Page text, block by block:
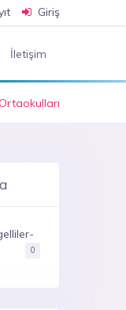
Giriş
İletişim
0